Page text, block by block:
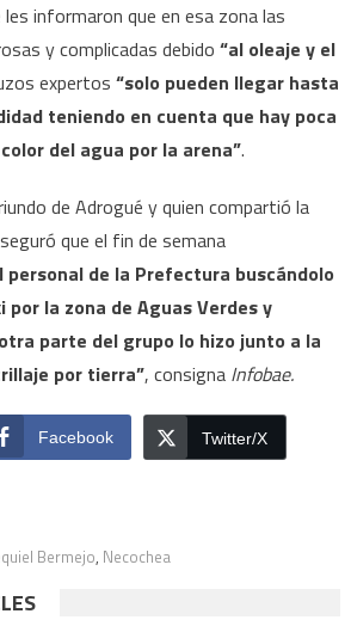
les informaron que en esa zona las
y complicadas debido “al oleaje y el
expertos “solo pueden llegar hasta
teniendo en cuenta que hay poca
del agua por la arena”.
de Adrogué y quien compartió la
que el fin de semana
personal de la Prefectura buscándolo
la zona de Aguas Verdes y
parte del grupo lo hizo junto a la
por tierra”, consigna Infobae.
Facebook Twitter/X
Bermejo, Necochea